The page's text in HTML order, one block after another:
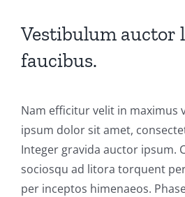
Vestibulum auctor
faucibus.
Nam efficitur velit in maximus
ipsum dolor sit amet,
Integer gravida auctor ipsum.
sociosqu ad litora torquent
per inceptos himenaeos.